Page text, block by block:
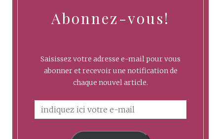
Abonnez-vous!
Saisissez votre adresse e-mail pour vous
abonner et recevoir une notification de
chaque nouvel article.